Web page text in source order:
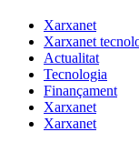
Xarxanet
Xarxanet
Actualitat
Tecnologia
Finançament
Xarxanet
Xarxanet